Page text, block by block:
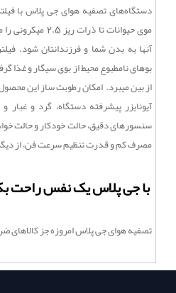
دستگاه‌های تصفیه هوای جی پلاس با
موی حیوانات تا
آنها به بدن شما و فرزندانتان شود.
بوهای نامطبوع محیط از بوی سیگار و غذا
از بین میبرد. امکان رطوبت ساز این
آیونایزر پیشرفته دستگاه، گرد و غبار
سنسورهای دقیق، حالت خودکار و حالت
مصرف کم و قدرت تنظیم سرعت فن، از
با جی پلاس یک نفس راحت
تصفیه هوای جی پلاس امروزه جز